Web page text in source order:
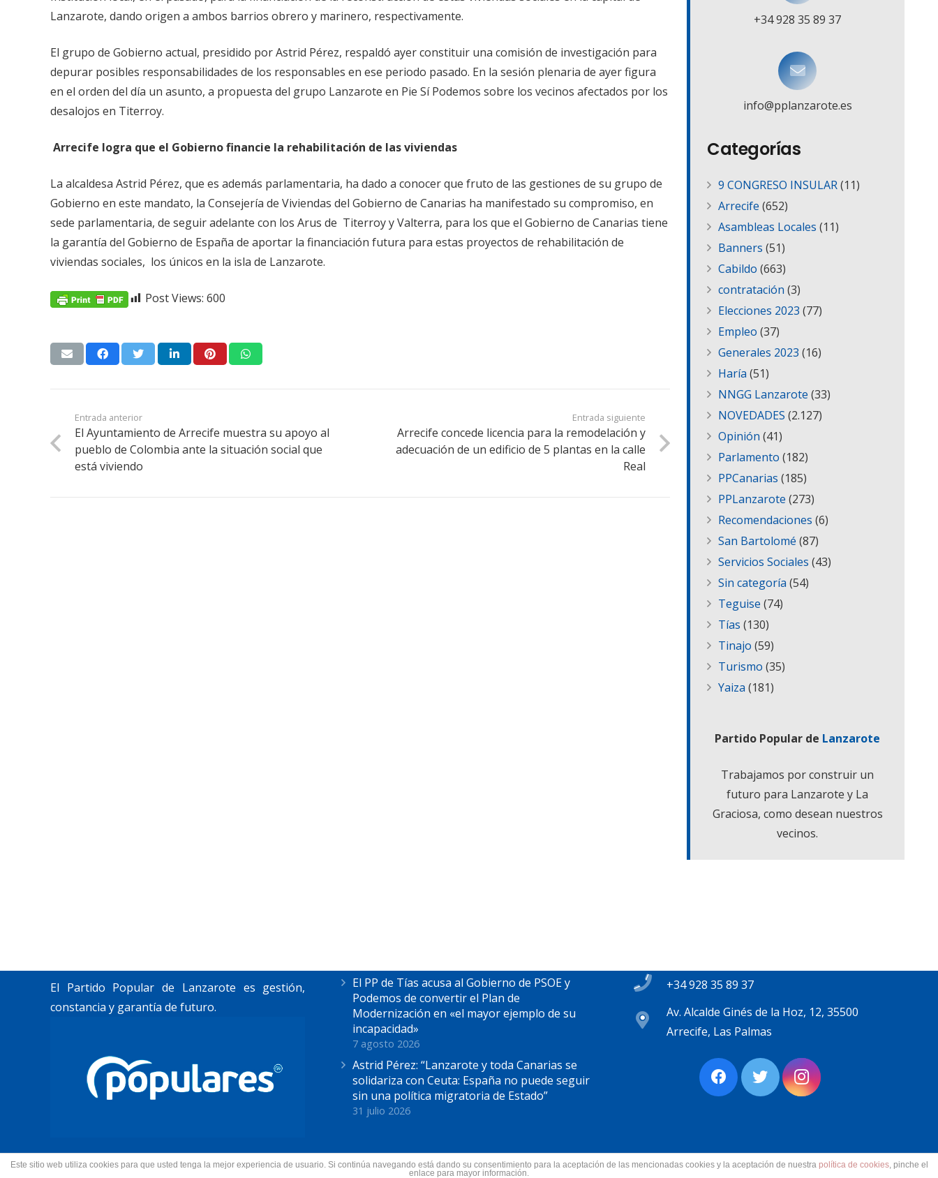
Lanzarote, dando origen a ambos barrios obrero y marinero, respectivamente.
El grupo de Gobierno actual, presidido por Astrid Pérez, respaldó ayer constituir una comisión de investigación para
depurar posibles responsabilidades de los responsables en ese periodo pasado. En la sesión plenaria de ayer figura
en el orden del día un asunto, a propuesta del grupo Lanzarote en Pie Sí Podemos sobre los vecinos afectados por los
desalojos en Titerroy.
Arrecife logra que el Gobierno financie la rehabilitación de las viviendas
La alcaldesa Astrid Pérez, que es además parlamentaria, ha dado a conocer que fruto de las gestiones de su grupo de
Gobierno en este mandato, la Consejería de Viviendas del Gobierno de Canarias ha manifestado su compromiso, en
sede parlamentaria, de seguir adelante con los Arus de Titerroy y Valterra, para los que el Gobierno de Canarias tiene
la garantía del Gobierno de España de aportar la financiación futura para estas proyectos de rehabilitación de
viviendas sociales, los únicos en la isla de Lanzarote.
Post Views: 600
Entrada anterior
El Ayuntamiento de Arrecife muestra su apoyo al
pueblo de Colombia ante la situación social que
está viviendo
Entrada siguiente
Arrecife concede licencia para la remodelación y
adecuación de un edificio de 5 plantas en la calle
Real
+34 928 35 89 37
info@pplanzarote.es
Categorías
9 CONGRESO INSULAR(11)
Arrecife (652)
Asambleas Locales (11)
Banners (51)
Cabildo (663)
contratación (3)
Elecciones 2023 (77)
Empleo (37)
Generales 2023 (16)
Haría (51)
NNGG Lanzarote (33)
NOVEDADES (2.127)
Opinión (41)
Parlamento (182)
PPCanarias (185)
PPLanzarote (273)
Recomendaciones (6)
San Bartolomé (87)
Servicios Sociales (43)
Sin categoría (54)
Teguise (74)
Tías (130)
Tinajo (59)
Turismo (35)
Yaiza (181)
Partido Popular de Lanzarote
Trabajamos por construir un
futuro para Lanzarote y La
Graciosa, como desean nuestros
vecinos.
El Partido Popular de Lanzarote es gestión,
constancia y garantía de futuro.
El PP de Tías acusa al Gobierno de PSOE y
Podemos de convertir el Plan de
Modernización en «el mayor ejemplo de su
incapacidad»
7 agosto 2026
Astrid Pérez: “Lanzarote y toda Canarias se
solidariza con Ceuta: España no puede seguir
sin una política migratoria de Estado”
31 julio 2026
+34 928 35 89 37
Av. Alcalde Ginés de la Hoz, 12, 35500
Arrecife, Las Palmas
© 2022 Partido Popular de Lanzarote.
Este sitio web utiliza cookies para que usted tenga la mejor experiencia de usuario. Si continúa navegando está dando su consentimiento para la aceptación de las mencionadas cookies y la aceptación de nuestra política de cookies, pinche el
enlace para mayor información.